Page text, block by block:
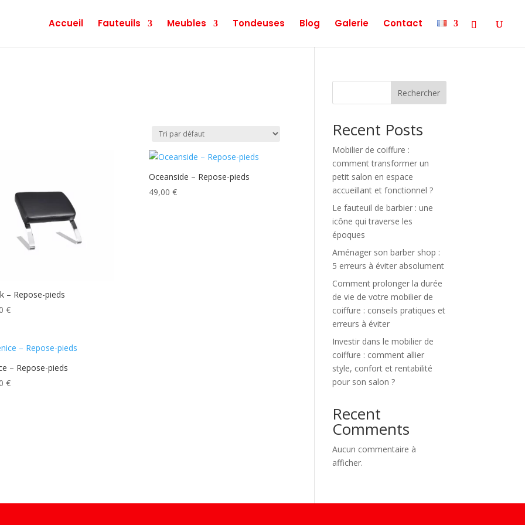
Accueil Fauteuils Meubles Tondeuses Blog Galerie Contact
– Repose-pieds
€
Oceanside – Repose-pieds
49,00 €
– Repose-pieds
€
Rechercher
Recent Posts
Mobilier de coiffure :
comment transformer un
petit salon en espace
accueillant et fonctionnel ?
Le fauteuil de barbier : une
icône qui traverse les
époques
Aménager son barber shop :
5 erreurs à éviter absolument
Comment prolonger la durée
de vie de votre mobilier de
coiffure : conseils pratiques et
erreurs à éviter
Investir dans le mobilier de
coiffure : comment allier
style, confort et rentabilité
pour son salon ?
Recent
Comments
Aucun commentaire à
afficher.